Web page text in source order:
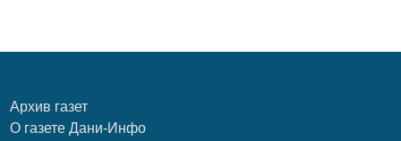
Архив газет
О газете Дани-Инфо